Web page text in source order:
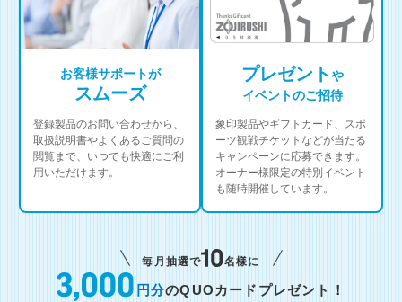
お客様サポートが
スムーズ
登録製品のお問い合わせから、
取扱説明書やよくあるご質問の
閲覧まで、いつでも快適にご利
用いただけます。
プレゼントや
イベントのご招待
象印製品やギフトカード、スポ
ーツ観戦チケットなどが当たる
キャンペーンに応募できます。
オーナー様限定の特別イベント
も随時開催しています。
毎月抽選で 名様に
円分のQUOカードプレゼント！